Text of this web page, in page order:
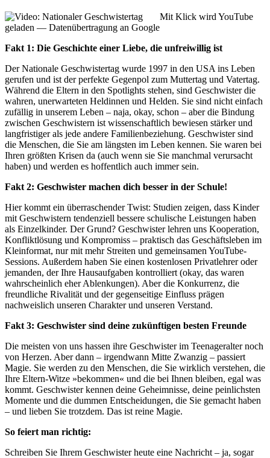
Mit Klick wird YouTube
geladen — Datenübertragung an Google
Fakt 1: Die Geschichte einer Liebe, die unfreiwillig ist
Der Nationale Geschwistertag wurde 1997 in den USA ins Leben
gerufen und ist der perfekte Gegenpol zum Muttertag und Vatertag.
Während die Eltern in den Spotlights stehen, sind Geschwister die
wahren, unerwarteten Heldinnen und Helden. Sie sind nicht einfach
zufällig in unserem Leben – naja, okay, schon – aber die Bindung
zwischen Geschwistern ist wissenschaftlich bewiesen stärker und
langfristiger als jede andere Familienbeziehung. Geschwister sind
die Menschen, die Sie am längsten im Leben kennen. Sie waren bei
Ihren größten Krisen da (auch wenn sie Sie manchmal verursacht
haben) und werden es hoffentlich auch immer sein.
Fakt 2: Geschwister machen dich besser in der Schule!
Hier kommt ein überraschender Twist: Studien zeigen, dass Kinder
mit Geschwistern tendenziell bessere schulische Leistungen haben
als Einzelkinder. Der Grund? Geschwister lehren uns Kooperation,
Konfliktlösung und Kompromiss – praktisch das Geschäftsleben im
Kleinformat, nur mit mehr Streiten und gemeinsamen YouTube-
Sessions. Außerdem haben Sie einen kostenlosen Privatlehrer oder
jemanden, der Ihre Hausaufgaben kontrolliert (okay, das waren
wahrscheinlich eher Ablenkungen). Aber die Konkurrenz, die
freundliche Rivalität und der gegenseitige Einfluss prägen
nachweislich unseren Charakter und unseren Verstand.
Fakt 3: Geschwister sind deine zukünftigen besten Freunde
Die meisten von uns hassen ihre Geschwister im Teenageralter noch
von Herzen. Aber dann – irgendwann Mitte Zwanzig – passiert
Magie. Sie werden zu den Menschen, die Sie wirklich verstehen, die
Ihre Eltern-Witze »bekommen« und die bei Ihnen bleiben, egal was
kommt. Geschwister kennen deine Geheimnisse, deine peinlichsten
Momente und die dummen Entscheidungen, die Sie gemacht haben
– und lieben Sie trotzdem. Das ist reine Magie.
So feiert man richtig:
Schreiben Sie Ihrem Geschwister heute eine Nachricht – ja, sogar